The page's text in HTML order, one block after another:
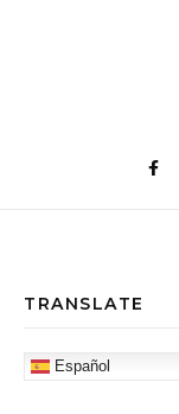
TRANSLATE
Español